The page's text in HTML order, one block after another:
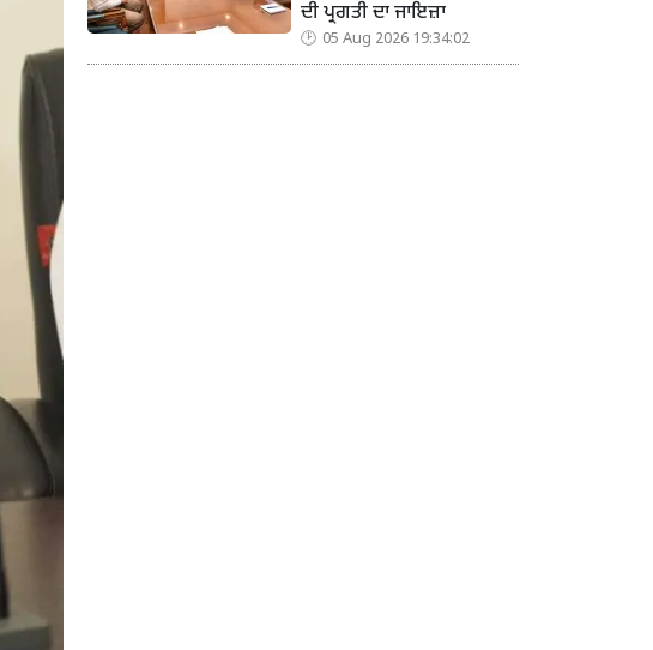
ਦੀ ਪ੍ਰਗਤੀ ਦਾ ਜਾਇਜ਼ਾ
05 Aug 2026 19:34:02